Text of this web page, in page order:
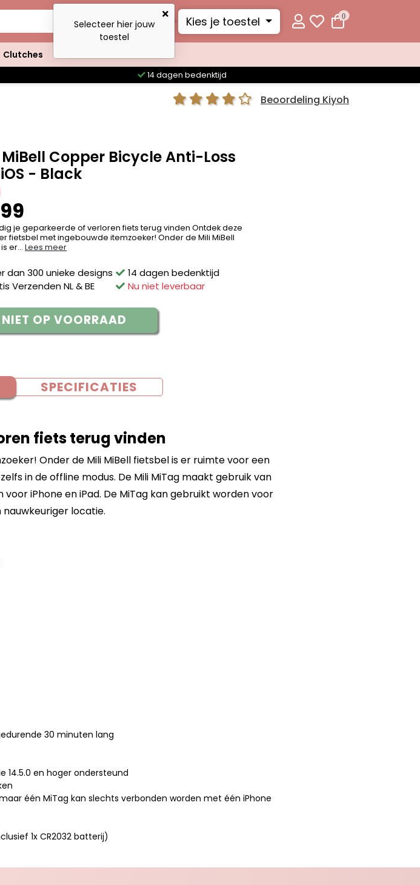
Kies je toestel 0
Clutches
14 dagen bedenktijd
Beoordeling Kiyoh
MiBell Copper Bicycle Anti-Loss
- Black
je geparkeerde of verloren fiets terug vinden Ontdek deze
fietsbel met ingebouwde itemzoeker! Onder de Mili MiBell
er...Lees meer
dan 300 unieke designs
Verzenden NL & BE
14 dagen bedenktijd
Nu niet leverbaar
NIET OP VOORRAAD
SPECIFICATIES
fiets terug vinden
Onder de Mili MiBell fietsbel is er ruimte voor een
in de offline modus. De Mili MiTag maakt gebruik van
iPhone en iPad. De MiTag kan gebruikt worden voor
locatie.
30 minuten lang
14.5.0 en hoger ondersteund
één MiTag kan slechts verbonden worden met één iPhone
1x CR2032 batterij)
Selecteer hier jouw
toestel